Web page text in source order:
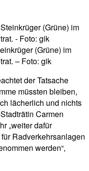
(Grüne) im
– Foto: gik
der Tatsache
müssten bleiben,
lächerlich und nichts
Carmen
„weiter dafür
Radverkehrsanlagen
werden“,